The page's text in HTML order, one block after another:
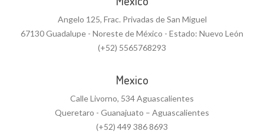
Angelo 125, Frac. Privadas de San Miguel
67130 Guadalupe - Noreste de México - Estado: Nuevo León
(+52) 5565768293
Mexico
Calle Livorno, 534 Aguascalientes
Queretaro - Guanajuato – Aguascalientes
(+52) 449 386 8693